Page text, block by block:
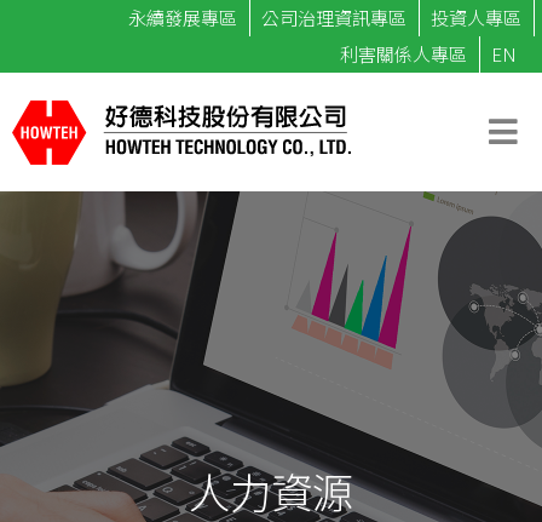
永續發展專區 公司治理資訊專區
投資人專區
利害關係人專區
EN
人力資源